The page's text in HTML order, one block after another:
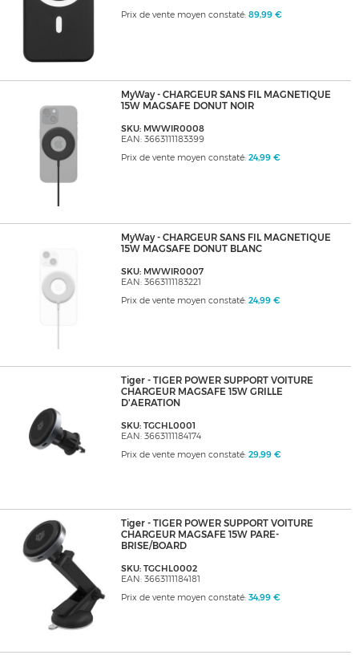
Prix de vente moyen constaté: 89,99 €
MyWay - CHARGEUR SANS FIL MAGNETIQUE
15W MAGSAFE DONUT NOIR
SKU: MWWIR0008
EAN: 3663111183399
Prix de vente moyen constaté: 24,99 €
MyWay - CHARGEUR SANS FIL MAGNETIQUE
15W MAGSAFE DONUT BLANC
SKU: MWWIR0007
EAN: 3663111183221
Prix de vente moyen constaté: 24,99 €
Tiger - TIGER POWER SUPPORT VOITURE
CHARGEUR MAGSAFE 15W GRILLE
D'AERATION
SKU: TGCHL0001
EAN: 3663111184174
Prix de vente moyen constaté: 29,99 €
Tiger - TIGER POWER SUPPORT VOITURE
CHARGEUR MAGSAFE 15W PARE-
BRISE/BOARD
SKU: TGCHL0002
EAN: 3663111184181
Prix de vente moyen constaté: 34,99 €